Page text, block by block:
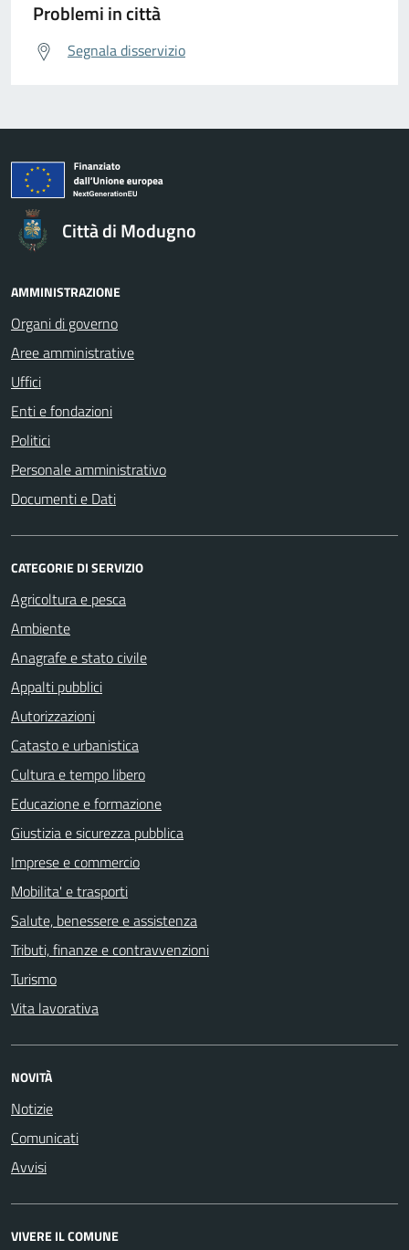
Problemi in città
Segnala disservizio
Città di Modugno
AMMINISTRAZIONE
Organi di governo
Aree amministrative
Uffici
Enti e fondazioni
Politici
Personale amministrativo
Documenti e Dati
CATEGORIE DI SERVIZIO
Agricoltura e pesca
Ambiente
Anagrafe e stato civile
Appalti pubblici
Autorizzazioni
Catasto e urbanistica
Cultura e tempo libero
Educazione e formazione
Giustizia e sicurezza pubblica
Imprese e commercio
Mobilita' e trasporti
Salute, benessere e assistenza
Tributi, finanze e contravvenzioni
Turismo
Vita lavorativa
NOVITÀ
Notizie
Comunicati
Avvisi
VIVERE IL COMUNE